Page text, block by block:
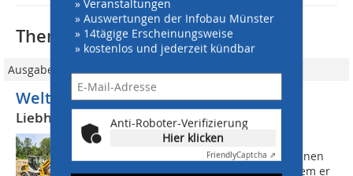
» Veranstaltungen
» Auswertungen der Infobau Münster
» 14tägige Erscheinungsweise
» kostenlos und jederzeit kündbar
Anti-Roboter-Verifizierung
Hier klicken
FriendlyCaptcha ⇗
Thematisch passende Artikel:
Ausgabe 09/2020
Weltpremiere: Teleskopradlader
Liebherr präsentiert den L 509 Tele
Anstelle eines klassischen Radlader-
Hubgerüsts hat der neue L 509 Tele einen
ausfahrbaren Teleskophubarm, mit dem er